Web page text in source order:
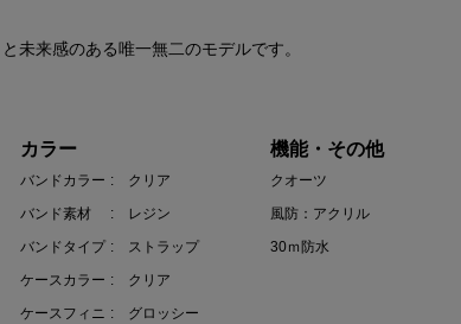
未来感のある唯一無二のモデルです。
カラー
バンドカラー : クリア
バンド素材
: レジン
バンドタイプ : ストラップ
ケースカラー : クリア
ケースフィニ : グロッシー
機能・その他
クオーツ
風防：アクリル
30ｍ防水